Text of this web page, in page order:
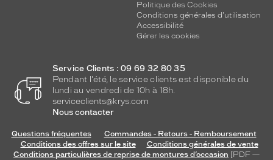
Politique des Cookies
Conditions générales d'utilisation
Accessibilité
Gérer les cookies
Service Clients : 09 69 32 80 35
Pendant l'été, le service clients est disponible du
lundi au vendredi de 10h à 18h.
serviceclients@krys.com
Nous contacter
Questions fréquentes
Commandes - Retours - Remboursement
Conditions des offres sur le site
Conditions générales de vente
Conditions particulières de reprise de montures d’occasion [PDF —